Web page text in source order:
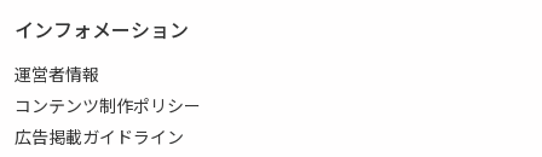
インフォメーション
運営者情報
コンテンツ制作ポリシー
広告掲載ガイドライン